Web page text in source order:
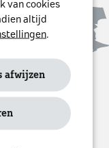
cookie. U kunt
voor de
aan
vindt u
van cookies
altijd
.
afwijzen